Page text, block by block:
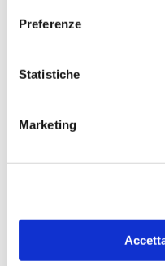
Preferenze
Statistiche
Marketing
Due giorni di pura
Terminato